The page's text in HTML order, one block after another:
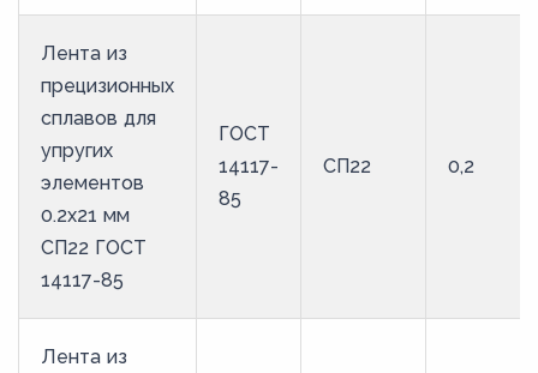
55
56
57
59
60
Лента из
прецизионных
сплавов для
упругих
элементов
0.2x21 мм
СП22 ГОСТ
14117-85
ГОСТ
14117-
85
СП22 0,2
Лента из